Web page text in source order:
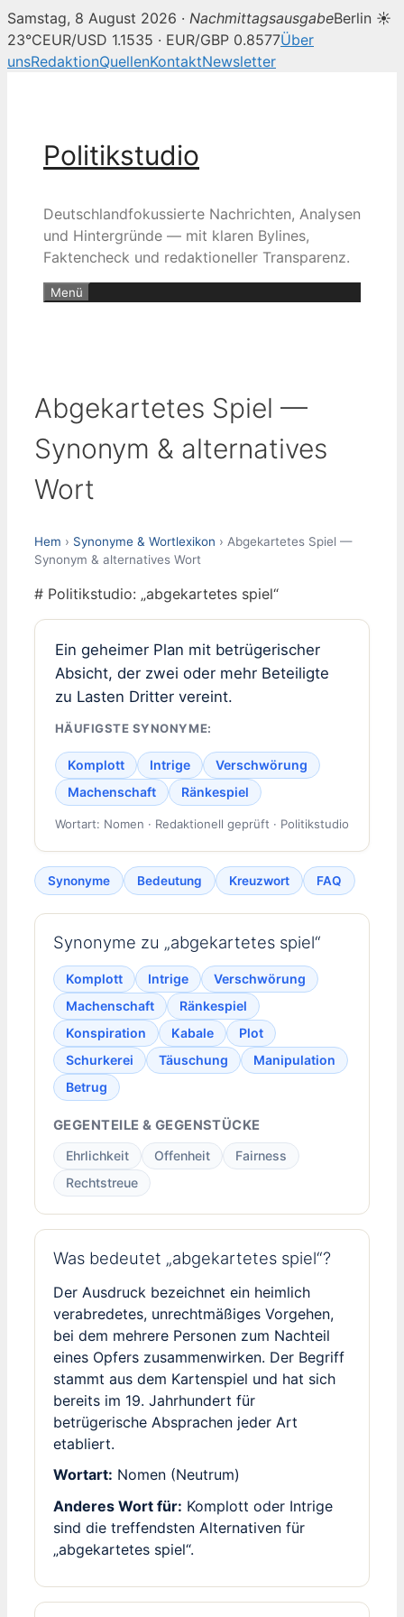
Samstag, 8 August 2026 · NachmittagsausgabeBerlin ☀
23°CEUR/USD 1.1535 · EUR/GBP 0.8577Über
unsRedaktionQuellenKontaktNewsletter
Politikstudio
Deutschlandfokussierte Nachrichten, Analysen
und Hintergründe — mit klaren Bylines,
Faktencheck und redaktioneller Transparenz.
Menü
Abgekartetes Spiel —
Synonym & alternatives
Wort
Hem › Synonyme & Wortlexikon › Abgekartetes Spiel —
Synonym & alternatives Wort
# Politikstudio: „abgekartetes spiel“
Ein geheimer Plan mit betrügerischer
Absicht, der zwei oder mehr Beteiligte
zu Lasten Dritter vereint.
HÄUFIGSTE SYNONYME:
Komplott Intrige
Verschwörung
Machenschaft
Ränkespiel
Wortart: Nomen · Redaktionell geprüft · Politikstudio
Synonyme Bedeutung Kreuzwort FAQ
Synonyme zu „abgekartetes spiel“
Komplott Intrige
Verschwörung
Machenschaft
Ränkespiel
Konspiration
Kabale
Plot
Schurkerei
Täuschung
Manipulation
Betrug
GEGENTEILE & GEGENSTÜCKE
Ehrlichkeit Offenheit
Fairness
Rechtstreue
Was bedeutet „abgekartetes spiel“?
Der Ausdruck bezeichnet ein heimlich
verabredetes, unrechtmäßiges Vorgehen,
bei dem mehrere Personen zum Nachteil
eines Opfers zusammenwirken. Der Begriff
stammt aus dem Kartenspiel und hat sich
bereits im 19. Jahrhundert für
betrügerische Absprachen jeder Art
etabliert.
Wortart: Nomen (Neutrum)
Anderes Wort für: Komplott oder Intrige
sind die treffendsten Alternativen für
„abgekartetes spiel“.